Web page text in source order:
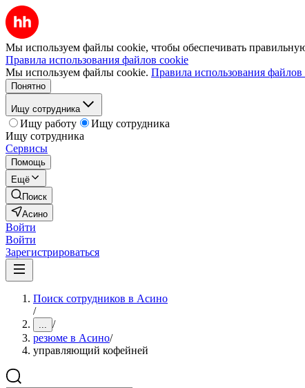
Мы используем файлы cookie, чтобы обеспечивать
Правила использования файлов cookie
Мы используем файлы cookie. Правила использования файлов
Понятно
Ищу сотрудника
Ищу работу
Ищу сотрудника
Ищу сотрудника
Сервисы
Помощь
Ещё
Поиск
Асино
Войти
Войти
Зарегистрироваться
Поиск сотрудников в Асино
/
... /
резюме в Асино/
управляющий кофейней